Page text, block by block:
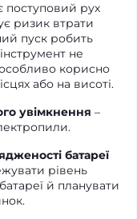
поступовий рух
ризик втрати
пуск робить
не
корисно
або на висоті.
увімкнення –
батареї
рівень
й планувати